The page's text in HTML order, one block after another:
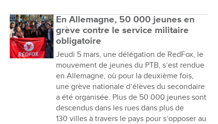
En Allemagne, 50 000 jeunes en
grève contre le service militaire
obligatoire
Jeudi 5 mars, une délégation de RedFox, le
mouvement de jeunes du PTB, s’est rendue
en Allemagne, où pour la deuxième fois,
une grève nationale d’élèves du secondaire
a été organisée. Plus de 50 000 jeunes sont
descendus dans les rues dans plus de
130 villes à travers le pays pour s’opposer au